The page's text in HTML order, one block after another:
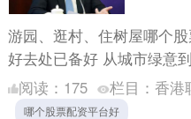
游园、逛村、住树屋哪个
好去处已备好 从城市绿意
童话树屋 周末逃离城市计
合体....
阅读： 175 栏目： 香港
哪个股票配资平台好